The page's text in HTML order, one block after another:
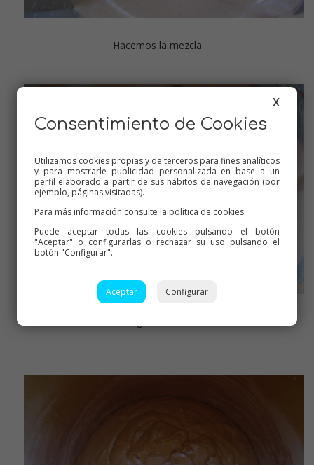
Hacemos la mezcla
X
Consentimiento de Cookies
Utilizamos cookies propias y de terceros para fines analíticos
y para mostrarle publicidad personalizada en base a un
perfil elaborado a partir de sus hábitos de navegación (por
ejemplo, páginas visitadas).
Para más información consulte la política de cookies.
Puede aceptar todas las cookies pulsando el botón
"Aceptar" o configurarlas o rechazar su uso pulsando el
botón "Configurar".
Aceptar Configurar